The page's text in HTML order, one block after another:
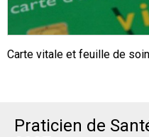
Carte vitale et feuille de
Praticien de